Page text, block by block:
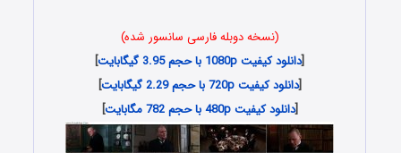
(نسخه دوبله فارسی سانسور شده)
[دانلود کیفیت 1080p با حجم 3.95 گیگابایت
]
[دانلود کیفیت 720p با حجم 2.29 گیگابایت
]
[دانلود کیفیت 480p با حجم 782 مگابایت ]